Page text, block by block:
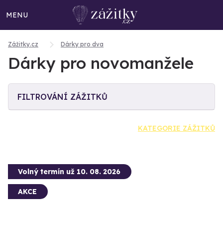
MENU
Zážitky.cz Dárky pro dva
Dárky pro novomanžele
FILTROVÁNÍ ZÁŽITKŮ
KATEGORIE ZÁŽITKŮ
Volný termín už 10. 08. 2026
AKCE